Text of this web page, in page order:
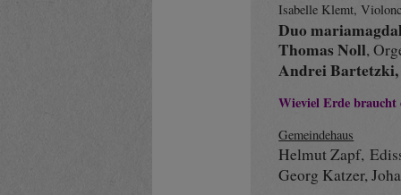
Isabelle Klemt,
Duo
Thomas Noll,
Andrei
Wieviel Erde braucht
Gemeindehaus
Helmut Zapf,
Georg Katzer,